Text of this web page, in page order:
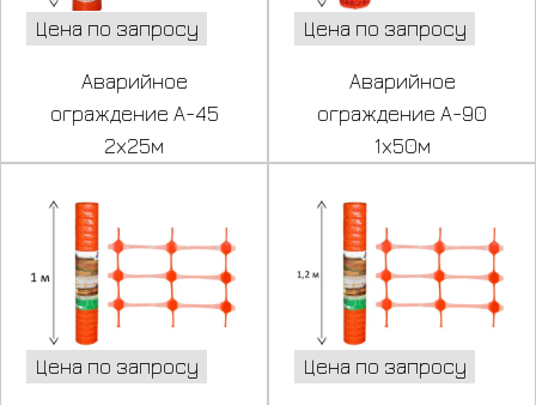
Цена по запросу
Аварийное
ограждение А-45
2х25м
Цена по запросу
Аварийное
ограждение А-90
1х50м
Цена по запросу Цена по запросу